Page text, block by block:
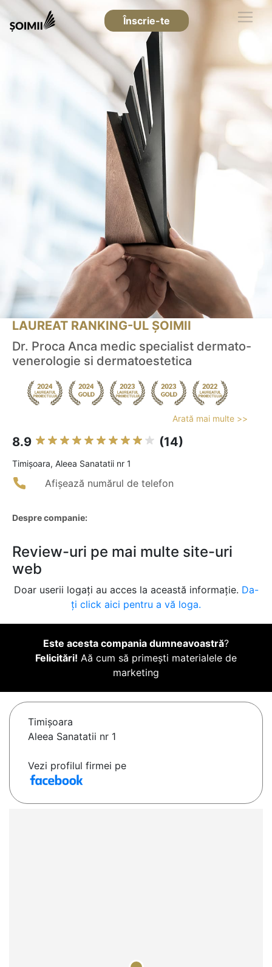
Înscrie-te
LAUREAT RANKING-UL ȘOIMII
Dr. Proca Anca medic specialist dermato-
venerologie si dermatoestetica
Arată mai multe >>
8.9 (14)
Timişoara, Aleea Sanatatii nr 1
Afișează numărul de telefon
Despre companie:
Review-uri pe mai multe site-uri
web
Doar userii logați au acces la această informație. Da-
ți click aici pentru a vă loga.
Este acesta compania dumneavoastră?
Felicitări! Aă cum să primești materialele de
marketing
Timişoara
Aleea Sanatatii nr 1
Vezi profilul firmei pe